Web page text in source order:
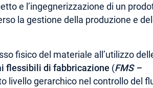
e l’ingegnerizzazione di un
la gestione della produzione e
fisico del materiale all’utilizzo
flessibili di fabbricazione (FMS –
livello gerarchico nel controllo del